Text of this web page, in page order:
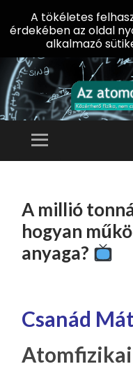
Menü
TARTALOMHOZ
A millió
hogyan
anyaga?
Csanád
Atomfizikai
A tökéletes
érdekében az oldal
alkalmazó